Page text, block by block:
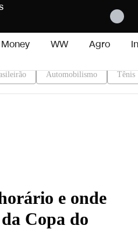
Money WW Agro
Automobilismo Tênis
e onde
Copa do